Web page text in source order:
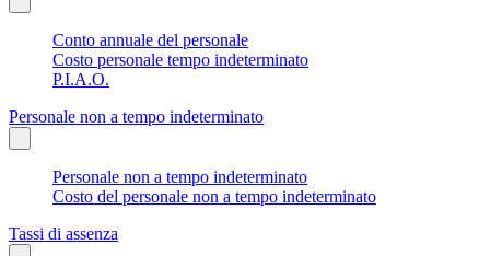
Conto annuale del personale
Costo personale tempo indeterminato
P.I.A.O.
Personale non a tempo indeterminato
Personale non a tempo indeterminato
Costo del personale non a tempo indeterminato
Tassi di assenza